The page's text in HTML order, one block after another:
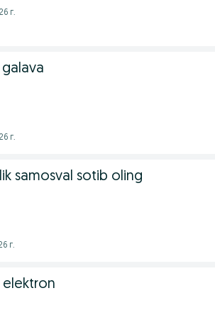
г.
galava
г.
samosval sotib oling
г.
elektron